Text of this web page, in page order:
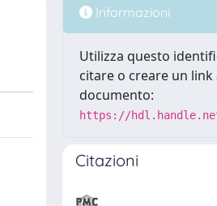
Informazioni
Utilizza questo
citare o creare un link
documento:
https://
Citazioni